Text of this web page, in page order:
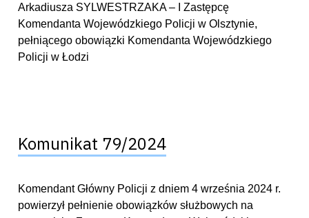
Arkadiusza SYLWESTRZAKA – I Zastępcę
Komendanta Wojewódzkiego Policji w Olsztynie,
pełniącego obowiązki Komendanta Wojewódzkiego
Policji w Łodzi
Komunikat 79/2024
Komendant Główny Policji z dniem 4 września 2024 r.
powierzył pełnienie obowiązków służbowych na